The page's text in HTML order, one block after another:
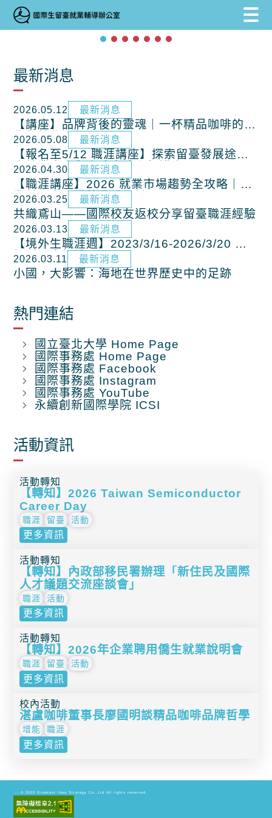
最新消息
2026.05.12 最新消息
【講座】品牌背後的靈魂｜一杯精品咖啡的科
學與美學邏輯
2026.05.08 最新消息
【報名至5/12 職涯講座】探索留臺發展途徑
｜就業金卡與人才專法介紹講座
2026.04.30 最新消息
【職涯講座】2026 就業市場趨勢全攻略｜畢
業前一定要懂的求職關鍵
2026.03.25 最新消息
共織鳶山——國際校友返校分享留臺職涯經驗
2026.03.13 最新消息
【境外生職涯週】2023/3/16-2026/3/20 參
加活動拿好禮
2026.03.11 最新消息
小國，大影響：海地在世界歷史中的足跡
熱門連結
國立臺北大學 Home Page
國際事務處 Home Page
國際事務處 Facebook
國際事務處 Instagram
國際事務處 YouTube
永續創新國際學院 ICSI
活動資訊
活動轉知
【轉知】2026 Taiwan Semiconductor
Career Day
職涯 留臺 活動
更多資訊
活動轉知
【轉知】內政部移民署辦理「新住民及國際
人才議題交流座談會」
職涯 活動
更多資訊
活動轉知
【轉知】2026年企業聘用僑生就業說明會
職涯 留臺 活動
更多資訊
校內活動
湛盧咖啡董事長廖國明談精品咖啡品牌哲學
增能 職涯
更多資訊
:::© 2025Greatest Idea Strategy Co.,Ltd All rights reserved.